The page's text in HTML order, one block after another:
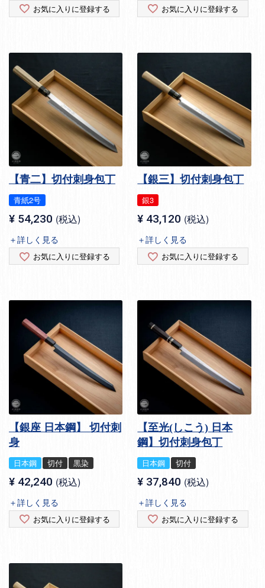
お気に入りに登録する お気に入りに登録する
【青二】切付刺身包丁
青紙2号
¥ 54,230 税込
＋詳しく見る
お気に入りに登録する
【銀三】切付刺身包丁
銀3
¥ 43,120 税込
＋詳しく見る
お気に入りに登録する
【銀座 日本鋼】 切付刺
身
日本鋼 切付 黒染
¥ 42,240 税込
＋詳しく見る
お気に入りに登録する
【至光(しこう) 日本
鋼】切付刺身包丁
日本鋼 切付
¥ 37,840 税込
＋詳しく見る
お気に入りに登録する